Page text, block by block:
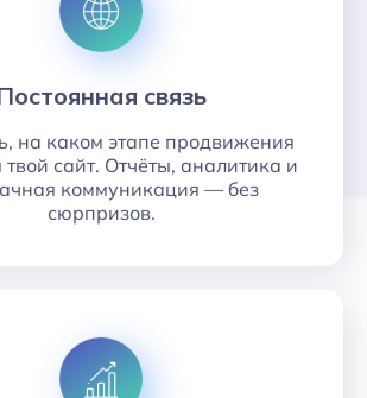
твой сайт. Отчёты, аналитика и
коммуникация — без
сюрпризов.